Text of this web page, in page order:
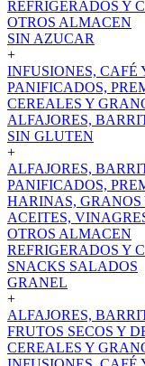
REFRIGERADOS Y
OTROS ALMACEN
SIN AZUCAR
+
INFUSIONES, CAFÉ
PANIFICADOS,
CEREALES Y
ALFAJORES,
SIN GLUTEN
+
ALFAJORES,
PANIFICADOS,
HARINAS, GRANOS
ACEITES,
OTROS ALMACEN
REFRIGERADOS Y
SNACKS SALADOS
GRANEL
+
ALFAJORES,
FRUTOS SECOS Y
CEREALES Y